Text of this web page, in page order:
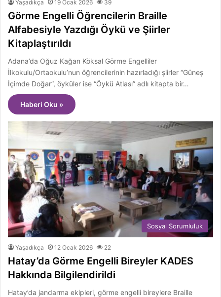
Yaşadıkça 19 Ocak 2026 39
Görme Engelli Öğrencilerin Braille
Alfabesiyle Yazdığı Öykü ve Şiirler
Kitaplaştırıldı
Adana’da Oğuz Kağan Köksal Görme Engelliler
İlkokulu/Ortaokulu’nun öğrencilerinin hazırladığı şiirler “Güneş
İçimde Doğar”, öyküler ise “Öykü Atlası” adlı kitapta bir…
Haberi Oku »
Sosyal Sorumluluk
Yaşadıkça 12 Ocak 2026 22
Hatay’da Görme Engelli Bireyler KADES
Hakkında Bilgilendirildi
Hatay’da jandarma ekipleri, görme engelli bireylere Braille